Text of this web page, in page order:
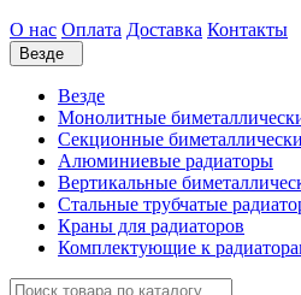
О нас Оплата Доставка Контакты
Везде
Везде
Монолитные
Секционные
Алюминиевые радиаторы
Вертикальные
Стальные трубчатые
Краны для радиаторов
Комплектующие к